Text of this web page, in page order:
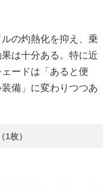
の灼熱化を抑え、乗
は十分ある。特に近
ードは「あると便
備」に変わりつつあ
1枚）